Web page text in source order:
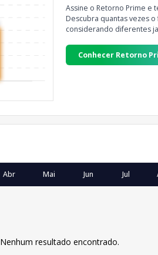
Assine o Retorno Prime e
Descubra quantas vezes
considerando diferentes
Conhecer Retorno
Abr Mai Jun Jul
Nenhum resultado encontrado.